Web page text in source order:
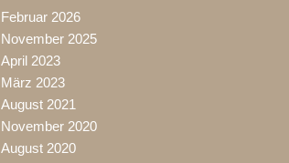
Februar 2026
November 2025
April 2023
März 2023
August 2021
November 2020
August 2020